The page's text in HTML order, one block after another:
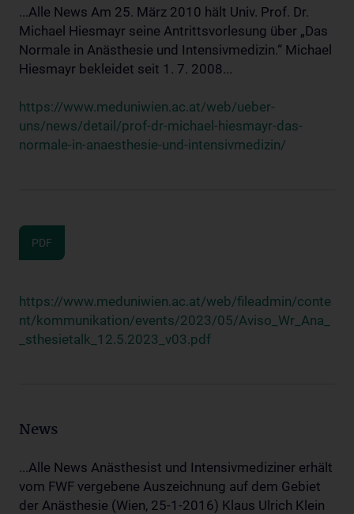
...Alle News Am 25. März 2010 hält Univ. Prof. Dr.
Michael Hiesmayr seine Antrittsvorlesung über „Das
Normale in Anästhesie und Intensivmedizin.“ Michael
Hiesmayr bekleidet seit 1. 7. 2008...
https://www.meduniwien.ac.at/web/ueber-
uns/news/detail/prof-dr-michael-hiesmayr-das-
normale-in-anaesthesie-und-intensivmedizin/
PDF
https://www.meduniwien.ac.at/web/fileadmin/conte
nt/kommunikation/events/2023/05/Aviso_Wr_Ana_
_sthesietalk_12.5.2023_v03.pdf
News
...Alle News Anästhesist und Intensivmediziner erhält
vom FWF vergebene Auszeichnung auf dem Gebiet
der Anästhesie (Wien, 25-1-2016) Klaus Ulrich Klein